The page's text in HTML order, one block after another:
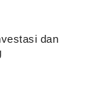
dan